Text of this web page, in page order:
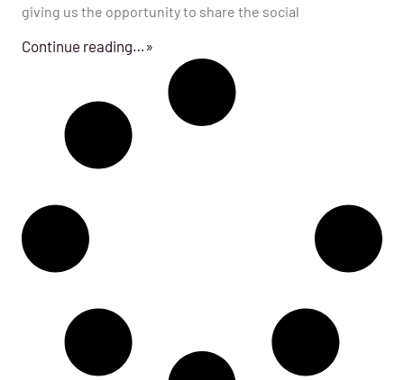
giving us the opportunity to share the social
Continue reading…»